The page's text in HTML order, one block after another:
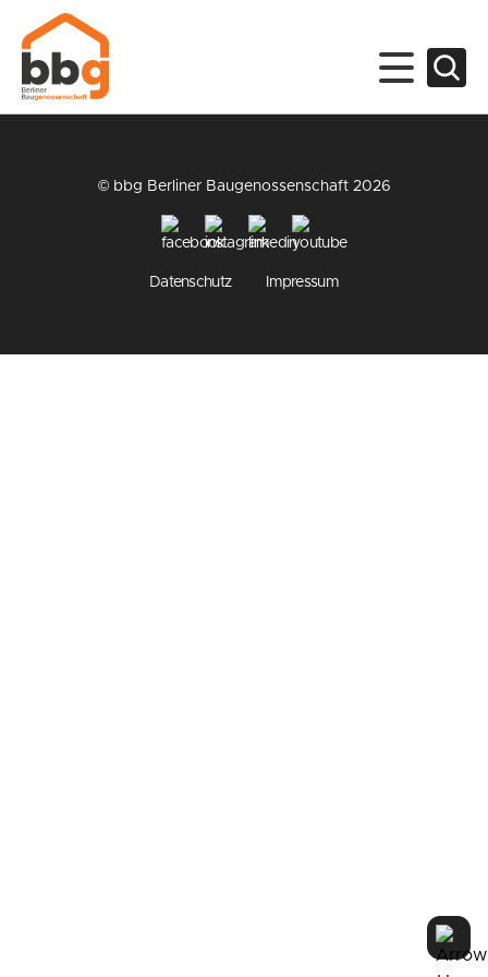
© bbg Berliner Baugenossenschaft 2026
Datenschutz Impressum